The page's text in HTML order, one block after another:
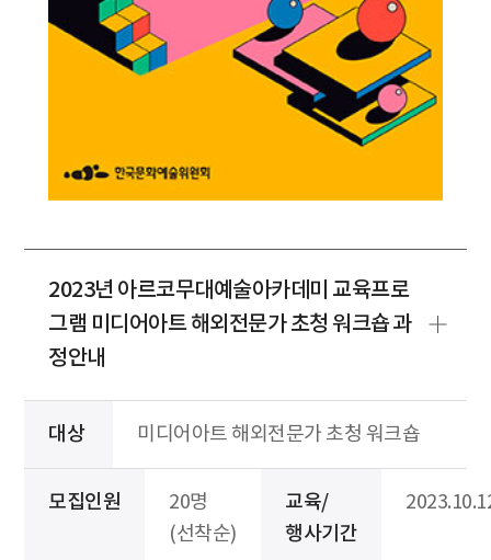
2023년 아르코무대예술아카데미 교육프로
그램 미디어아트 해외전문가 초청 워크숍 과
정안내
대상 미디어아트 해외전문가 초청 워크숍
모집인원
20명
(선착순)
교육/
행사기간